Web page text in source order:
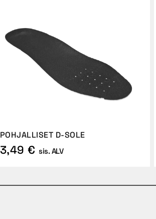
POHJALLISET D-SOLE
3,49 € sis. ALV